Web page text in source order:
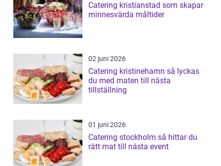
Catering kristianstad som skapar
minnesvärda måltider
02 juni 2026
Catering kristinehamn så lyckas
du med maten till nästa
tillställning
01 juni 2026
Catering stockholm så hittar du
rätt mat till nästa event